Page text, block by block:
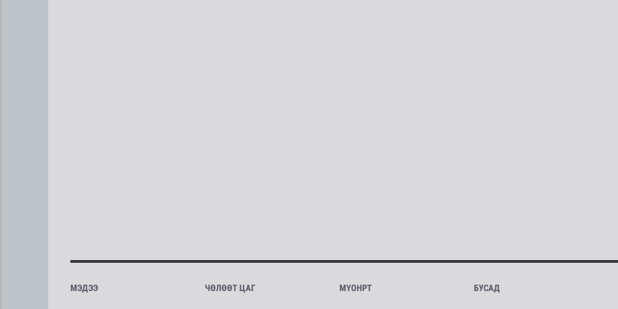
МЭДЭЭ ЧӨЛӨӨТ ЦАГ МҮОНРТ БУСАД